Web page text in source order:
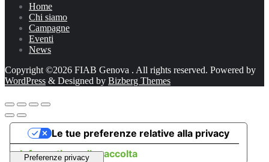
Home
Chi siamo
Campagne
Eventi
News
Copyright ©2026 FIAB Genova . All rights reserved. Powered by
WordPress & Designed by Bizberg Themes
Informativa sulla raccolta
Le tue preferenze relative alla privacy